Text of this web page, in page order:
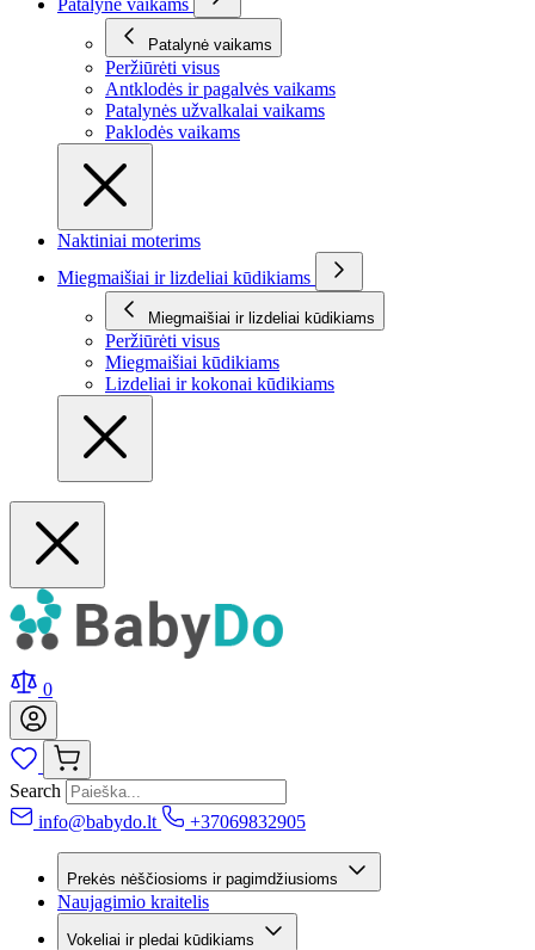
Patalynė vaikams
Patalynė vaikams
Peržiūrėti visus
Antklodės ir pagalvės vaikams
Patalynės užvalkalai vaikams
Paklodės vaikams
Naktiniai moterims
Miegmaišiai ir lizdeliai kūdikiams
Miegmaišiai ir lizdeliai kūdikiams
Peržiūrėti visus
Miegmaišiai kūdikiams
Lizdeliai ir kokonai kūdikiams
0
Search
info@babydo.lt
+37069832905
Prekės nėščiosioms ir pagimdžiusioms
Naujagimio kraitelis
Vokeliai ir pledai kūdikiams